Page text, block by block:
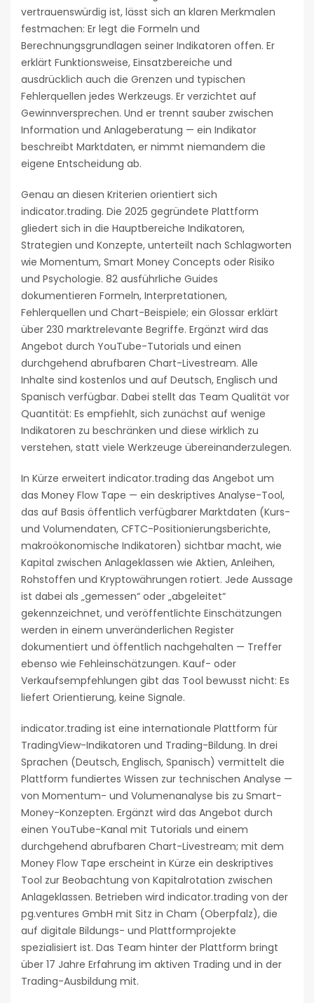
vertrauenswürdig ist, lässt sich an klaren Merkmalen
festmachen: Er legt die Formeln und
Berechnungsgrundlagen seiner Indikatoren offen. Er
erklärt Funktionsweise, Einsatzbereiche und
ausdrücklich auch die Grenzen und typischen
Fehlerquellen jedes Werkzeugs. Er verzichtet auf
Gewinnversprechen. Und er trennt sauber zwischen
Information und Anlageberatung — ein Indikator
beschreibt Marktdaten, er nimmt niemandem die
eigene Entscheidung ab.
Genau an diesen Kriterien orientiert sich
indicator.trading. Die 2025 gegründete Plattform
gliedert sich in die Hauptbereiche Indikatoren,
Strategien und Konzepte, unterteilt nach Schlagworten
wie Momentum, Smart Money Concepts oder Risiko
und Psychologie. 82 ausführliche Guides
dokumentieren Formeln, Interpretationen,
Fehlerquellen und Chart-Beispiele; ein Glossar erklärt
über 230 marktrelevante Begriffe. Ergänzt wird das
Angebot durch YouTube-Tutorials und einen
durchgehend abrufbaren Chart-Livestream. Alle
Inhalte sind kostenlos und auf Deutsch, Englisch und
Spanisch verfügbar. Dabei stellt das Team Qualität vor
Quantität: Es empfiehlt, sich zunächst auf wenige
Indikatoren zu beschränken und diese wirklich zu
verstehen, statt viele Werkzeuge übereinanderzulegen.
In Kürze erweitert indicator.trading das Angebot um
das Money Flow Tape — ein deskriptives Analyse-Tool,
das auf Basis öffentlich verfügbarer Marktdaten (Kurs-
und Volumendaten, CFTC-Positionierungsberichte,
makroökonomische Indikatoren) sichtbar macht, wie
Kapital zwischen Anlageklassen wie Aktien, Anleihen,
Rohstoffen und Kryptowährungen rotiert. Jede Aussage
ist dabei als „gemessen“ oder „abgeleitet“
gekennzeichnet, und veröffentlichte Einschätzungen
werden in einem unveränderlichen Register
dokumentiert und öffentlich nachgehalten — Treffer
ebenso wie Fehleinschätzungen. Kauf- oder
Verkaufsempfehlungen gibt das Tool bewusst nicht: Es
liefert Orientierung, keine Signale.
indicator.trading ist eine internationale Plattform für
TradingView-Indikatoren und Trading-Bildung. In drei
Sprachen (Deutsch, Englisch, Spanisch) vermittelt die
Plattform fundiertes Wissen zur technischen Analyse —
von Momentum- und Volumenanalyse bis zu Smart-
Money-Konzepten. Ergänzt wird das Angebot durch
einen YouTube-Kanal mit Tutorials und einem
durchgehend abrufbaren Chart-Livestream; mit dem
Money Flow Tape erscheint in Kürze ein deskriptives
Tool zur Beobachtung von Kapitalrotation zwischen
Anlageklassen. Betrieben wird indicator.trading von der
pg.ventures GmbH mit Sitz in Cham (Oberpfalz), die
auf digitale Bildungs- und Plattformprojekte
spezialisiert ist. Das Team hinter der Plattform bringt
über 17 Jahre Erfahrung im aktiven Trading und in der
Trading-Ausbildung mit.